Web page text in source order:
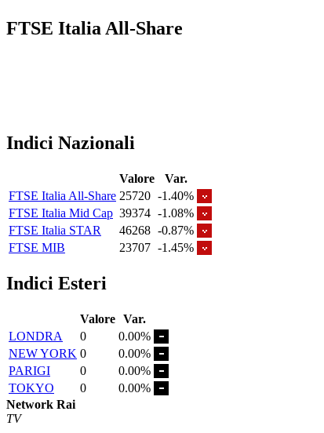
FTSE Italia All-Share
Indici Nazionali
Valore
Var.
FTSE Italia All-Share 25720 -1.40%
FTSE Italia Mid Cap 39374 -1.08%
FTSE Italia STAR
46268 -0.87%
FTSE MIB
23707 -1.45%
Indici Esteri
Valore Var.
LONDRA
0
0.00%
NEW YORK 0
0.00%
PARIGI
0
0.00%
TOKYO
0
0.00%
Network Rai
TV